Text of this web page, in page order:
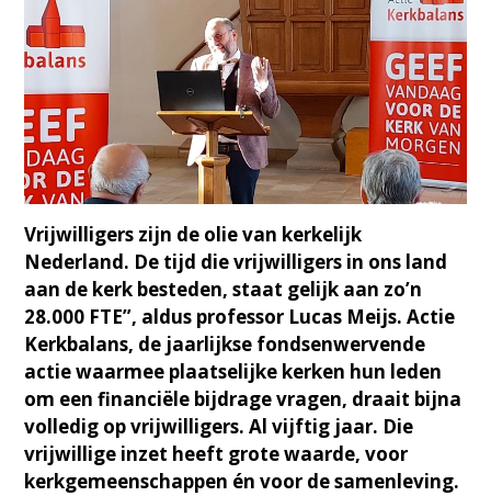
Vrijwilligers zijn de olie van kerkelijk
Nederland. De tijd die vrijwilligers in ons land
aan de kerk besteden, staat gelijk aan zo’n
28.000 FTE”, aldus professor Lucas Meijs. Actie
Kerkbalans, de jaarlijkse fondsenwervende
actie waarmee plaatselijke kerken hun leden
om een financiële bijdrage vragen, draait bijna
volledig op vrijwilligers. Al vijftig jaar. Die
vrijwillige inzet heeft grote waarde, voor
kerkgemeenschappen én voor de samenleving.